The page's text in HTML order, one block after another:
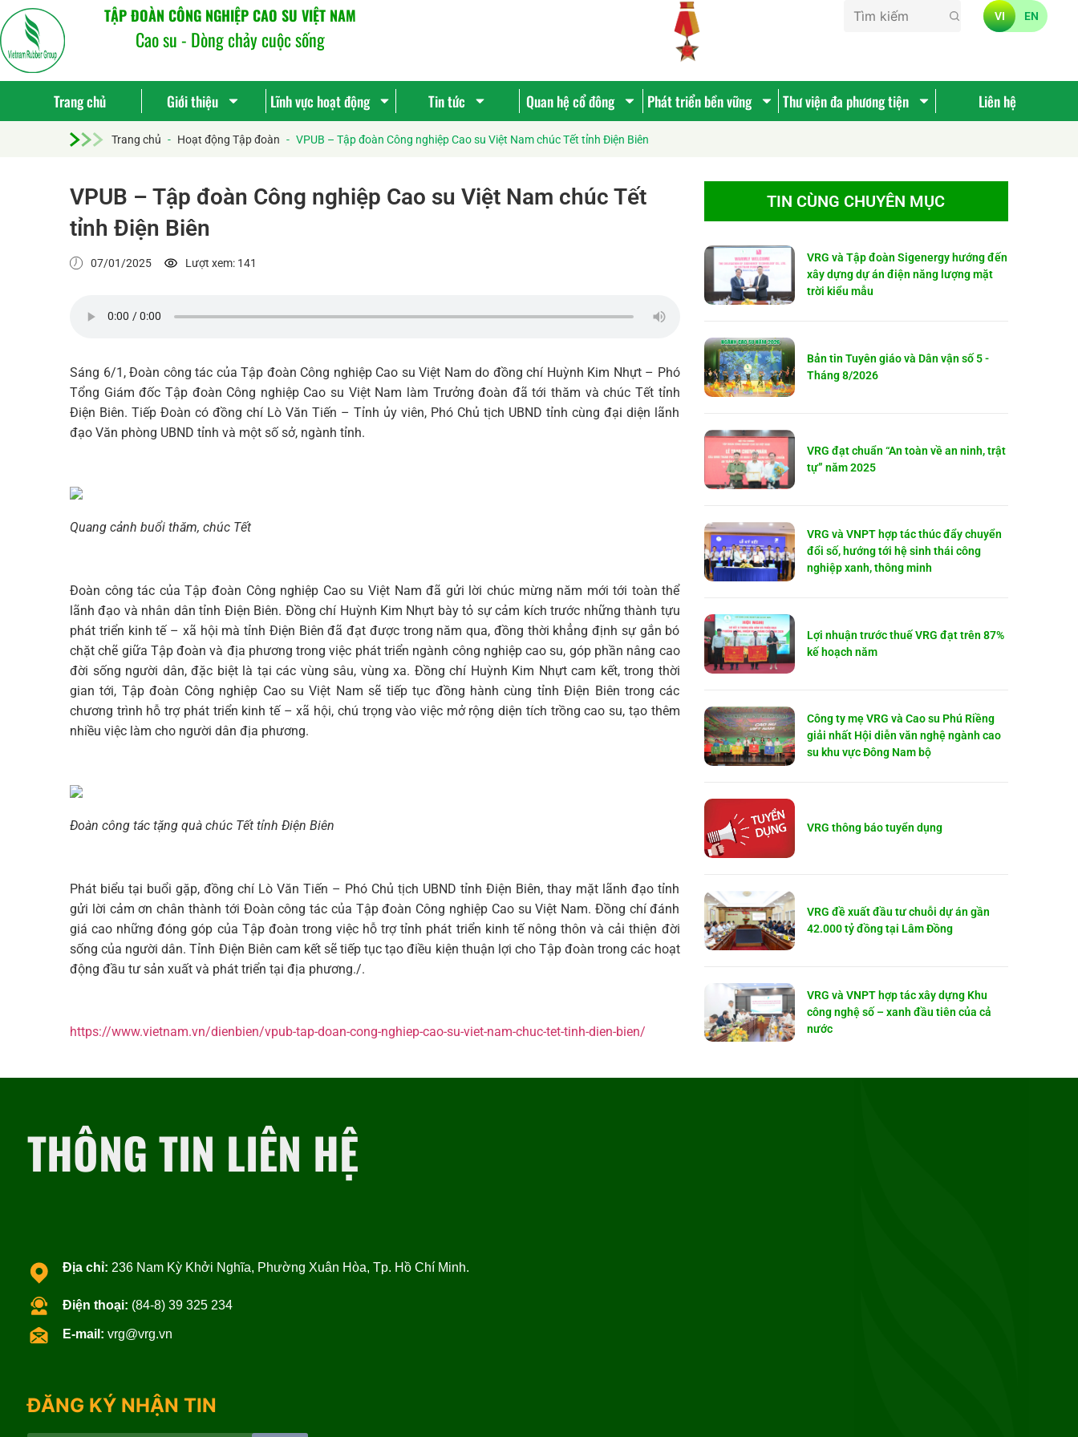
TẬP ĐOÀN CÔNG NGHIỆP CAO SU VIỆT NAM
Cao su - Dòng chảy cuộc sống
VI EN
Trang chủ Giới thiệu Lĩnh vực hoạt động Tin tức Quan hệ cổ đông Phát triển bền vững Thư viện đa phương tiện Liên hệ
Trang chủ - Hoạt động Tập đoàn - VPUB – Tập đoàn Công nghiệp Cao su Việt Nam chúc Tết tỉnh Điện Biên
VPUB – Tập đoàn Công nghiệp Cao su Việt Nam chúc Tết
tỉnh Điện Biên
07/01/2025 Lượt xem: 141
Sáng 6/1, Đoàn công tác của Tập đoàn Công nghiệp Cao su Việt Nam do đồng chí Huỳnh Kim Nhựt – Phó
Tổng Giám đốc Tập đoàn Công nghiệp Cao su Việt Nam làm Trưởng đoàn đã tới thăm và chúc Tết tỉnh
Điện Biên. Tiếp Đoàn có đồng chí Lò Văn Tiến – Tỉnh ủy viên, Phó Chủ tịch UBND tỉnh cùng đại diện lãnh
đạo Văn phòng UBND tỉnh và một số sở, ngành tỉnh.
Quang cảnh buổi thăm, chúc Tết
Đoàn công tác của Tập đoàn Công nghiệp Cao su Việt Nam đã gửi lời chúc mừng năm mới tới toàn thể
lãnh đạo và nhân dân tỉnh Điện Biên. Đồng chí Huỳnh Kim Nhựt bày tỏ sự cảm kích trước những thành tựu
phát triển kinh tế – xã hội mà tỉnh Điện Biên đã đạt được trong năm qua, đồng thời khẳng định sự gắn bó
chặt chẽ giữa Tập đoàn và địa phương trong việc phát triển ngành công nghiệp cao su, góp phần nâng cao
đời sống người dân, đặc biệt là tại các vùng sâu, vùng xa. Đồng chí Huỳnh Kim Nhựt cam kết, trong thời
gian tới, Tập đoàn Công nghiệp Cao su Việt Nam sẽ tiếp tục đồng hành cùng tỉnh Điện Biên trong các
chương trình hỗ trợ phát triển kinh tế – xã hội, chú trọng vào việc mở rộng diện tích trồng cao su, tạo thêm
nhiều việc làm cho người dân địa phương.
Đoàn công tác tặng quà chúc Tết tỉnh Điện Biên
Phát biểu tại buổi gặp, đồng chí Lò Văn Tiến – Phó Chủ tịch UBND tỉnh Điện Biên, thay mặt lãnh đạo tỉnh
gửi lời cảm ơn chân thành tới Đoàn công tác của Tập đoàn Công nghiệp Cao su Việt Nam. Đồng chí đánh
giá cao những đóng góp của Tập đoàn trong việc hỗ trợ tỉnh phát triển kinh tế nông thôn và cải thiện đời
sống của người dân. Tỉnh Điện Biên cam kết sẽ tiếp tục tạo điều kiện thuận lợi cho Tập đoàn trong các hoạt
động đầu tư sản xuất và phát triển tại địa phương./.
https://www.vietnam.vn/dienbien/vpub-tap-doan-cong-nghiep-cao-su-viet-nam-chuc-tet-tinh-dien-bien/
TIN CÙNG CHUYÊN MỤC
VRG và Tập đoàn Sigenergy hướng đến
xây dựng dự án điện năng lượng mặt
trời kiểu mẫu
Bản tin Tuyên giáo và Dân vận số 5 -
Tháng 8/2026
VRG đạt chuẩn “An toàn về an ninh, trật
tự” năm 2025
VRG và VNPT hợp tác thúc đẩy chuyển
đổi số, hướng tới hệ sinh thái công
nghiệp xanh, thông minh
Lợi nhuận trước thuế VRG đạt trên 87%
kế hoạch năm
Công ty mẹ VRG và Cao su Phú Riềng
giải nhất Hội diễn văn nghệ ngành cao
su khu vực Đông Nam bộ
VRG thông báo tuyển dụng
VRG đề xuất đầu tư chuỗi dự án gần
42.000 tỷ đồng tại Lâm Đồng
VRG và VNPT hợp tác xây dựng Khu
công nghệ số – xanh đầu tiên của cả
nước
THÔNG TIN LIÊN HỆ
Địa chỉ: 236 Nam Kỳ Khởi Nghĩa, Phường Xuân Hòa, Tp. Hồ Chí Minh.
Điện thoại: (84-8) 39 325 234
E-mail: vrg@vrg.vn
ĐĂNG KÝ NHẬN TIN